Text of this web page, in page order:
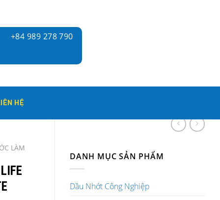
+84 989 278 790
HỆ
DANH MỤC SẢN PHẨM
Dầu Nhớt Công Nghiệp
LÀM